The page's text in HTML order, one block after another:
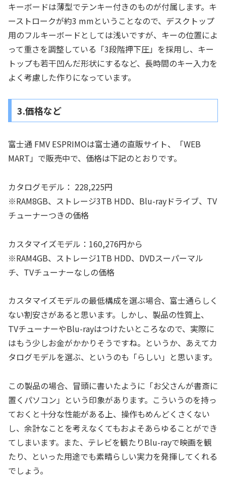
キーボードは薄型でテンキー付きのものが付属します。キ
ーストロークが約3 mmということなので、デスクトップ
用のフルキーボードとしては浅いですが、キーの位置によ
って重さを調整している「3段階押下圧」を採用し、キー
トップも若干凹んだ形状にするなど、長時間のキー入力を
よく考慮した作りになっています。
3.価格など
富士通 FMV ESPRIMOは富士通の直販サイト、「WEB
MART」で販売中で、価格は下記のとおりです。
カタログモデル： 228,225円
※RAM8GB、ストレージ3TB HDD、Blu-rayドライブ、TV
チューナーつきの価格
カスタマイズモデル：160,276円から
※RAM4GB、ストレージ1TB HDD、DVDスーパーマル
チ、TVチューナーなしの価格
カスタマイズモデルの最低構成を選ぶ場合、富士通らしく
ない割安さがあると思います。しかし、製品の性質上、
TVチューナーやBlu-rayはつけたいところなので、実際に
はもう少しお金がかかりそうですね。というか、あえてカ
タログモデルを選ぶ、というのも「らしい」と思います。
この製品の場合、冒頭に書いたように「お父さんが書斎に
置くパソコン」という印象があります。こういうのを持っ
ておくと十分な性能がある上、操作もめんどくさくない
し、余計なことを考えなくてもおよそあらゆることができ
てしまいます。また、テレビを観たりBlu-rayで映画を観
たり、といった用途でも素晴らしい実力を発揮してくれる
でしょう。